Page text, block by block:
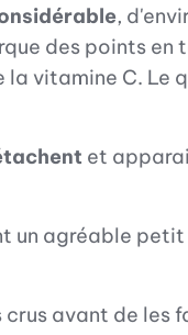
,
des points
vitamine C. Le
et
un agréable
crus avant de les